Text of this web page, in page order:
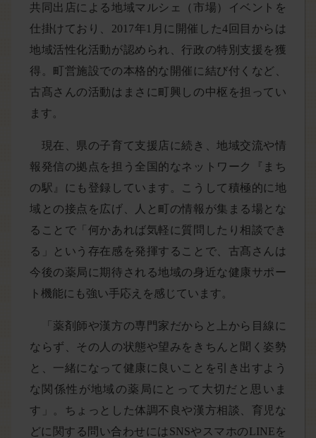
共同出店による地域マルシェ（市場）イベントを
仕掛けており、2017年1月に開催した4回目からは
地域活性化活動が認められ、行政の特別支援を獲
得。町営施設での本格的な開催に結び付くなど、
古髙さんの活動はまさに町興しの中枢を担ってい
ます。
現在、県の子育て支援店に続き、地域交流や情
報発信の拠点を担う全国的なネットワーク『まち
の駅』にも登録しています。こうして積極的に地
域との接点を広げ、人と町の情報が集まる場とな
ることで「何かあれば気軽に質問したり相談でき
る」という存在感を発揮することで、古髙さんは
今後の薬局に期待される地域の身近な健康サポー
ト機能にも強い手応えを感じています。
「薬剤師や漢方の専門家だからと上から目線に
ならず、その人の状態や望みをきちんと聞く姿勢
と、一緒になって健康に良いことを引き出すよう
な関係性が地域の薬局にとって大切だと思いま
す」。ちょっとした体調不良や漢方相談、育児な
どに関する問い合わせにはSNSやスマホのLINEを